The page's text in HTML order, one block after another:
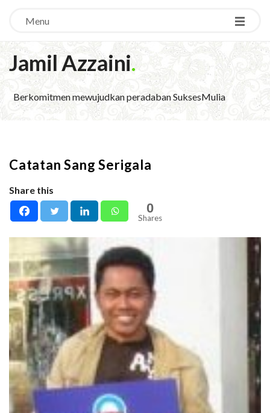
Menu
Jamil Azzaini.
Berkomitmen mewujudkan peradaban SuksesMulia
Catatan Sang Serigala
Share this
0
Shares